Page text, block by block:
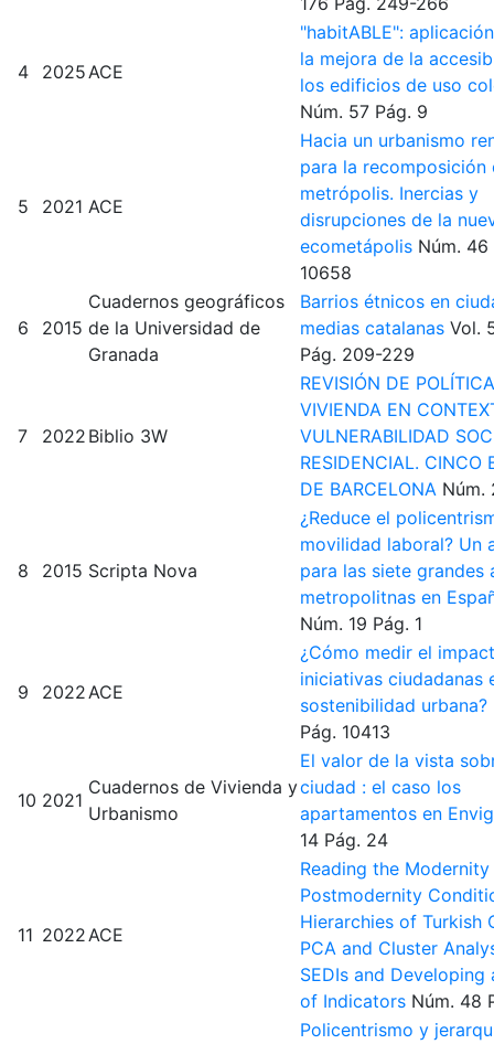
4 2025ACE
"habitABLE":
la mejora de la
los edificios de uso
Núm. 57 Pág. 9
5 2021 ACE
Hacia un urbanismo
para la recomposición
metrópolis. Inercias y
disrupciones de la
ecometápolis Núm. 46
10658
6 2015
Cuadernos geográficos
de la Universidad de
Granada
Barrios étnicos en
medias catalanas Vol.
Pág. 209-229
7 2022 Biblio 3W
REVISIÓN DE
VIVIENDA EN
VULNERABILIDAD
RESIDENCIAL. CINCO
DE BARCELONA Núm.
8 2015 Scripta Nova
¿Reduce el
movilidad laboral? Un
para las siete grandes
metropolitnas en
Núm. 19 Pág. 1
9 2022ACE
¿Cómo medir el
iniciativas ciudadanas
sostenibilidad urbana?
Pág. 10413
10 2021
Cuadernos de Vivienda y
Urbanismo
El valor de la vista
ciudad : el caso los
apartamentos en
14 Pág. 24
11 2022ACE
Reading the Modernity
Postmodernity
Hierarchies of Turkish
PCA and Cluster
SEDIs and Developing
of Indicators Núm. 48
Policentrismo y